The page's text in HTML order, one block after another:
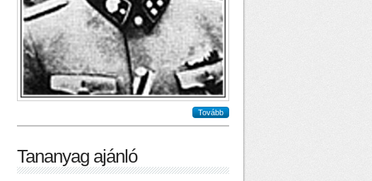
Tovább
Tananyag ajánló